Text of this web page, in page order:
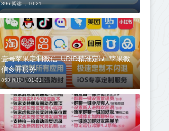
896 阅读 ，10-21
壹号苹果定制微信_UDID精准定制_苹果微
信多开服务
853 阅读 ，01-01